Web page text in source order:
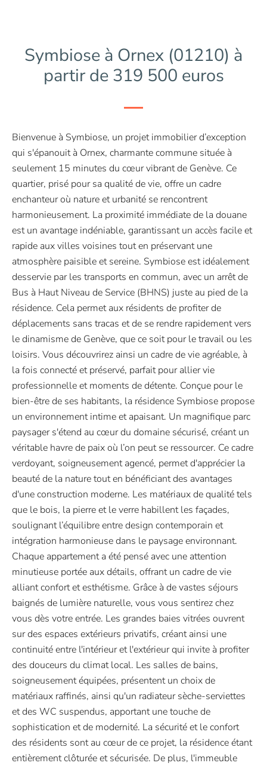
Symbiose à Ornex (01210) à
partir de 319 500 euros
Bienvenue à Symbiose, un projet immobilier d’exception
qui s'épanouit à Ornex, charmante commune située à
seulement 15 minutes du cœur vibrant de Genève. Ce
quartier, prisé pour sa qualité de vie, offre un cadre
enchanteur où nature et urbanité se rencontrent
harmonieusement. La proximité immédiate de la douane
est un avantage indéniable, garantissant un accès facile et
rapide aux villes voisines tout en préservant une
atmosphère paisible et sereine. Symbiose est idéalement
desservie par les transports en commun, avec un arrêt de
Bus à Haut Niveau de Service (BHNS) juste au pied de la
résidence. Cela permet aux résidents de profiter de
déplacements sans tracas et de se rendre rapidement vers
le dinamisme de Genève, que ce soit pour le travail ou les
loisirs. Vous découvrirez ainsi un cadre de vie agréable, à
la fois connecté et préservé, parfait pour allier vie
professionnelle et moments de détente. Conçue pour le
bien-être de ses habitants, la résidence Symbiose propose
un environnement intime et apaisant. Un magnifique parc
paysager s'étend au cœur du domaine sécurisé, créant un
véritable havre de paix où l’on peut se ressourcer. Ce cadre
verdoyant, soigneusement agencé, permet d'apprécier la
beauté de la nature tout en bénéficiant des avantages
d'une construction moderne. Les matériaux de qualité tels
que le bois, la pierre et le verre habillent les façades,
soulignant l’équilibre entre design contemporain et
intégration harmonieuse dans le paysage environnant.
Chaque appartement a été pensé avec une attention
minutieuse portée aux détails, offrant un cadre de vie
alliant confort et esthétisme. Grâce à de vastes séjours
baignés de lumière naturelle, vous vous sentirez chez
vous dès votre entrée. Les grandes baies vitrées ouvrent
sur des espaces extérieurs privatifs, créant ainsi une
continuité entre l'intérieur et l'extérieur qui invite à profiter
des douceurs du climat local. Les salles de bains,
soigneusement équipées, présentent un choix de
matériaux raffinés, ainsi qu'un radiateur sèche-serviettes
et des WC suspendus, apportant une touche de
sophistication et de modernité. La sécurité et le confort
des résidents sont au cœur de ce projet, la résidence étant
entièrement clôturée et sécurisée. De plus, l'immeuble